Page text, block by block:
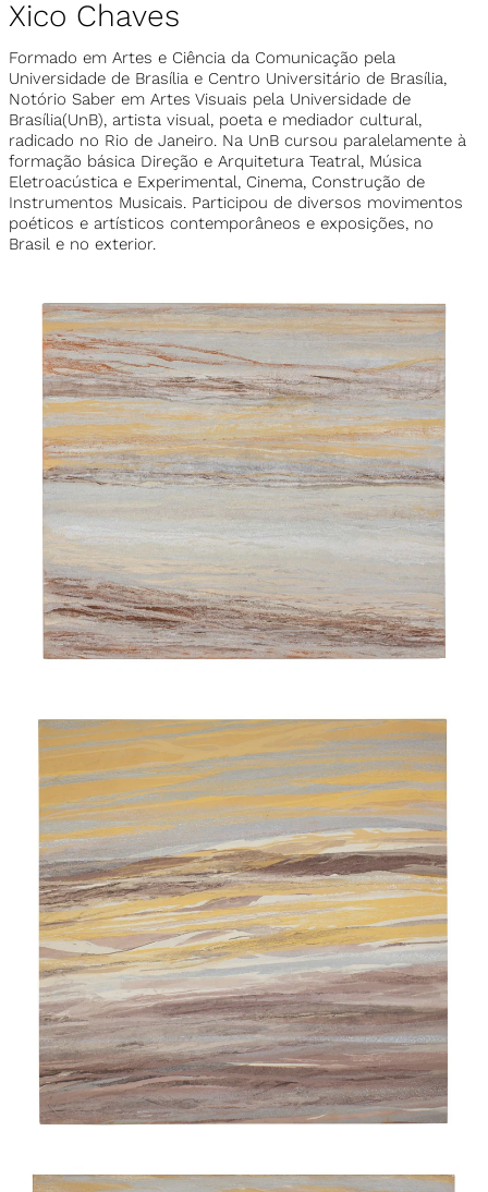
Xico Chaves
Formado em Artes e Ciência da Comunicação pela
Universidade de Brasília e Centro Universitário de Brasília,
Notório Saber em Artes Visuais pela Universidade de
Brasília(UnB), artista visual, poeta e mediador cultural,
radicado no Rio de Janeiro. Na UnB cursou paralelamente à
formação básica Direção e Arquitetura Teatral, Música
Eletroacústica e Experimental, Cinema, Construção de
Instrumentos Musicais. Participou de diversos movimentos
poéticos e artísticos contemporâneos e exposições, no
Brasil e no exterior.